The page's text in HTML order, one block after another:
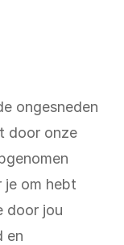
ongesneden
door onze
je om hebt
door jou
en